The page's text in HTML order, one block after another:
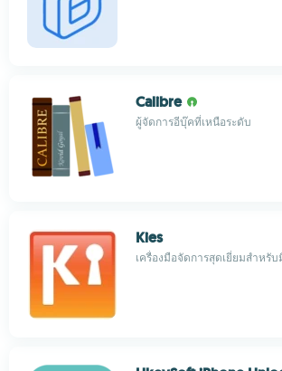
Calibre
ผู้จัดการอีบุ๊คที่เหนือระดับ
Kies
เครื่องมือจัดการสุดเยี่ยมสำหรับ